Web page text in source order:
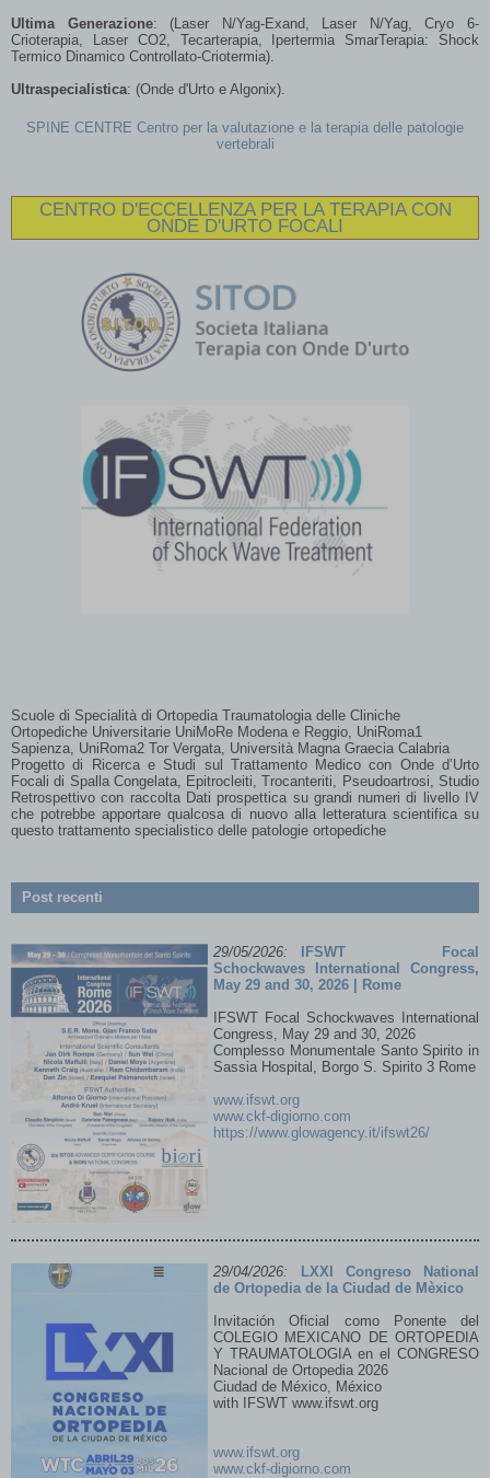
Ultima Generazione: (Laser N/Yag-Exand, Laser N/Yag, Cryo 6-
Crioterapia, Laser CO2, Tecarterapia, Ipertermia SmarTerapia: Shock
Termico Dinamico Controllato-Criotermia).
Ultraspecialistica: (Onde d'Urto e Algonix).
SPINE CENTRE Centro per la valutazione e la terapia delle patologie
vertebrali
CENTRO D'ECCELLENZA PER LA TERAPIA CON
ONDE D'URTO FOCALI
Scuole di Specialità di Ortopedia Traumatologia delle Cliniche
Ortopediche Universitarie UniMoRe Modena e Reggio, UniRoma1
Sapienza, UniRoma2 Tor Vergata, Università Magna Graecia Calabria
Progetto di Ricerca e Studi sul Trattamento Medico con Onde d’Urto
Focali di Spalla Congelata, Epitrocleiti, Trocanteriti, Pseudoartrosi, Studio
Retrospettivo con raccolta Dati prospettica su grandi numeri di livello IV
che potrebbe apportare qualcosa di nuovo alla letteratura scientifica su
questo trattamento specialistico delle patologie ortopediche
Post recenti
29/05/2026:
IFSWT Focal
Schockwaves International Congress,
May 29 and 30, 2026 | Rome
IFSWT Focal Schockwaves International
Congress, May 29 and 30, 2026
Complesso Monumentale Santo Spirito in
Sassia Hospital, Borgo S. Spirito 3 Rome
www.ifswt.org
www.ckf-digiorno.com
https://www.glowagency.it/ifswt26/
29/04/2026:
LXXI Congreso National
de Ortopedia de la Ciudad de Mèxico
Invitación Oficial como Ponente del
COLEGIO MEXICANO DE ORTOPEDIA
Y TRAUMATOLOGIA en el CONGRESO
Nacional de Ortopedia 2026
Ciudad de México, México
with IFSWT www.ifswt.org
www.ifswt.org
www.ckf-digiorno.com
Madrid (3–5 September 2025)
45th SICOT Orthopaedic World Congress,
Madrid (3–5 September 2025)
7th International Congress of Regenerative
Medicine
12-16 Marzo 2025
Maceió - Alagoas - Brazil
CONGRESSO 2025 | Orthoregen Cursos
Alfonso Di Gorno, M.D. - New President of
Aspetti medici, chirurgici e medico-legali in
Ortopedia dalla Infiltrazione alla Chirurgia